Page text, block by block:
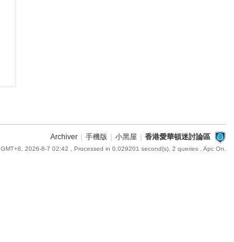
Archiver 手機版 小黑屋 香港愛華頓迷討論區
GMT+8, 2026-8-7 02:42 , Processed in 0.029201 second(s), 2 queries , Apc On.